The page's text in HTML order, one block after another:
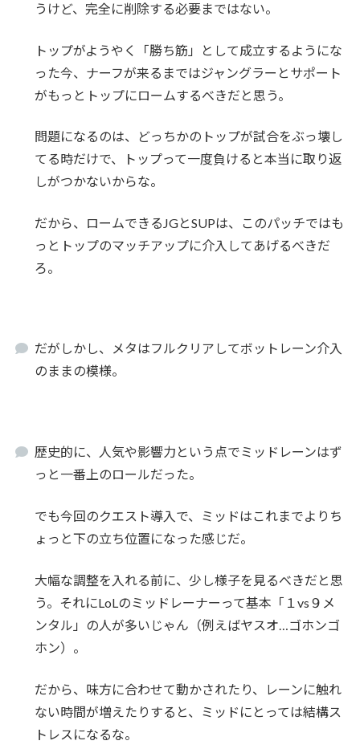
うけど、完全に削除する必要まではない。
トップがようやく「勝ち筋」として成立するようにな
った今、ナーフが来るまではジャングラーとサポート
がもっとトップにロームするべきだと思う。
問題になるのは、どっちかのトップが試合をぶっ壊し
てる時だけで、トップって一度負けると本当に取り返
しがつかないからな。
だから、ロームできるJGとSUPは、このパッチではも
っとトップのマッチアップに介入してあげるべきだ
ろ。
だがしかし、メタはフルクリアしてボットレーン介入
のままの模様。
歴史的に、人気や影響力という点でミッドレーンはず
っと一番上のロールだった。
でも今回のクエスト導入で、ミッドはこれまでよりち
ょっと下の立ち位置になった感じだ。
大幅な調整を入れる前に、少し様子を見るべきだと思
う。それにLoLのミッドレーナーって基本「１vs９メ
ンタル」の人が多いじゃん（例えばヤスオ…ゴホンゴ
ホン）。
だから、味方に合わせて動かされたり、レーンに触れ
ない時間が増えたりすると、ミッドにとっては結構ス
トレスになるな。